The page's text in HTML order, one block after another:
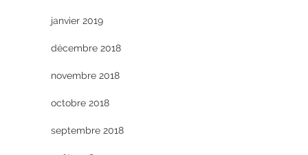
janvier 2019
décembre 2018
novembre 2018
octobre 2018
septembre 2018